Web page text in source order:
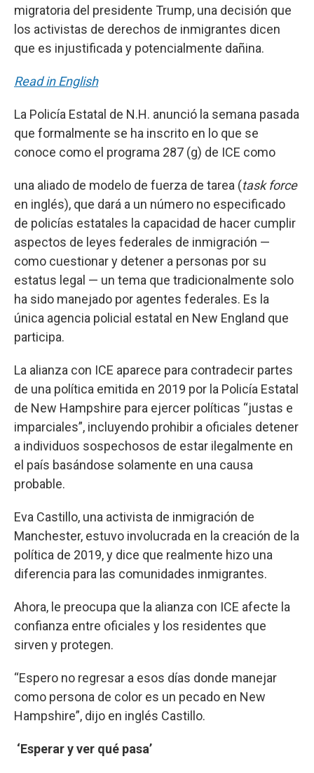
migratoria del presidente Trump, una decisión que
los activistas de derechos de inmigrantes dicen
que es injustificada y potencialmente dañina.
Read in English
La Policía Estatal de N.H. anunció la semana pasada
que formalmente se ha inscrito en lo que se
conoce como el programa 287 (g) de ICE como
una aliado de modelo de fuerza de tarea (task force
en inglés), que dará a un número no especificado
de policías estatales la capacidad de hacer cumplir
aspectos de leyes federales de inmigración —
como cuestionar y detener a personas por su
estatus legal — un tema que tradicionalmente solo
ha sido manejado por agentes federales. Es la
única agencia policial estatal en New England que
participa.
La alianza con ICE aparece para contradecir partes
de una política emitida en 2019 por la Policía Estatal
de New Hampshire para ejercer políticas “justas e
imparciales”, incluyendo prohibir a oficiales detener
a individuos sospechosos de estar ilegalmente en
el país basándose solamente en una causa
probable.
Eva Castillo, una activista de inmigración de
Manchester, estuvo involucrada en la creación de la
política de 2019, y dice que realmente hizo una
diferencia para las comunidades inmigrantes.
Ahora, le preocupa que la alianza con ICE afecte la
confianza entre oficiales y los residentes que
sirven y protegen.
“Espero no regresar a esos días donde manejar
como persona de color es un pecado en New
Hampshire”, dijo en inglés Castillo.
‘Esperar y ver qué pasa’